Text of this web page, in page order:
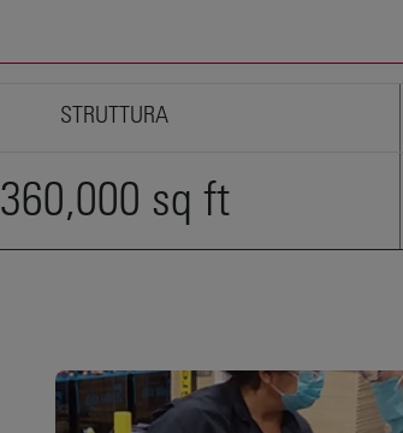
STRUTTURA
360,000 sq ft